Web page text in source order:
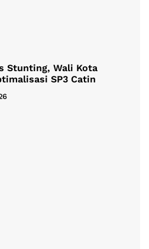
Stunting, Wali Kota
SP3 Catin